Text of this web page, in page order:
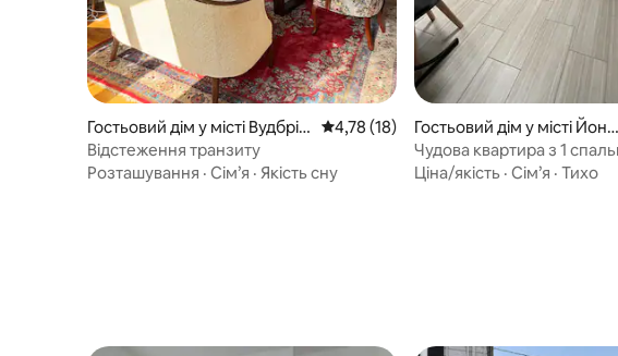
Гостьовий дім у місті Вудбрід
ж
Середня оцінка: 4,78 з 5, відгуки: 18
4,78 (18)
Відстеження транзиту
Розташування · Сім’я · Якість сну
Гостьовий дім у місті Йонке
рс
Чудова квартира з 1
Йонкерсі
Ціна/якість · Сім’я · Тихо